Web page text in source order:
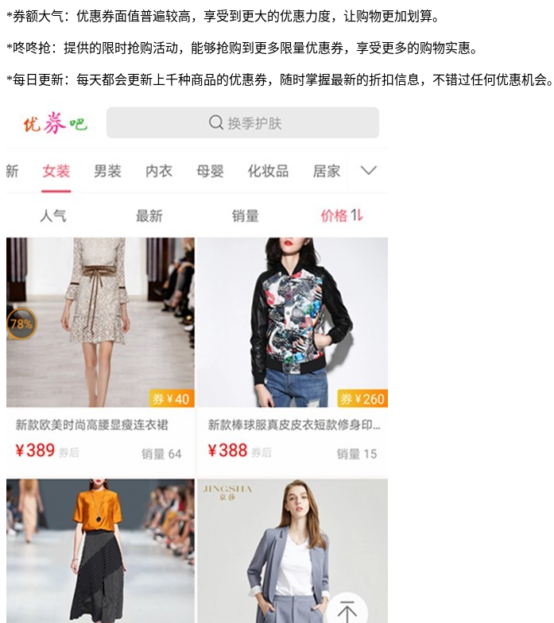
*券额大气：优惠券面值普遍较高，享受到更大的优惠力度，让购物更加划算。
*咚咚抢：提供的限时抢购活动，能够抢购到更多限量优惠券，享受更多的购物实惠。
*每日更新：每天都会更新上千种商品的优惠券，随时掌握最新的折扣信息，不错过任何优惠机会。